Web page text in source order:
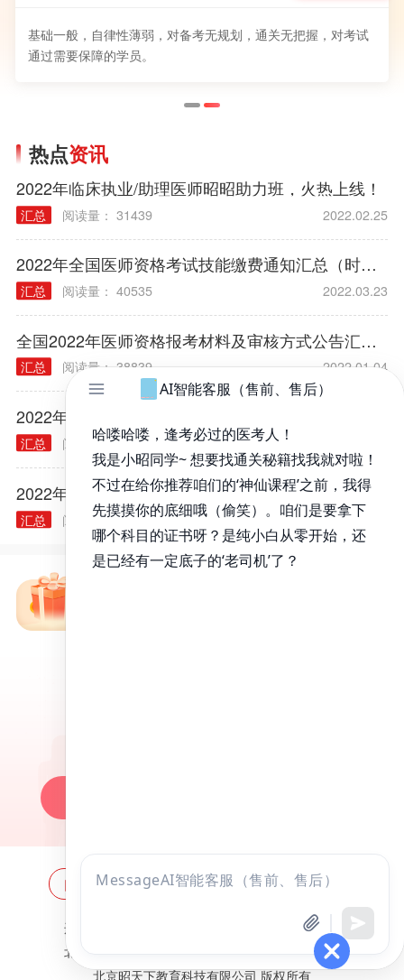
基础一般，自律性薄弱，对备考无规划，通关无把握，对考试
通过需要保障的学员。
热点资讯
2022年临床执业/助理医师昭昭助力班，火热上线！
汇总 阅读量： 31439 2022.02.25
2022年全国医师资格考试技能缴费通知汇总（时间/方式/标准）
汇总 阅读量： 40535 2022.03.23
全国2022年医师资格报考材料及审核方式公告汇总（各考区）
汇总 阅读量： 38839 2022.01.04
2022年医师资格考试报名规定常见问题汇总
汇总 阅读量： 40314
2022年各类执业/助理医师实践技能大纲汇总
汇总 阅读量： 40240 2021.11.30
网站地图 全国分校 关于昭昭
违法和不良信息举报邮箱：
zzjy-fw@yikao88.com
北京市西城区宣武门东河沿街69号正弘大厦208室
北京昭天下教育科技有限公司 版权所有
点击
全部考试 免费试听